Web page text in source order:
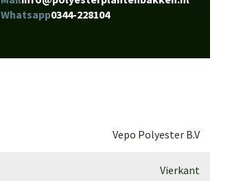
Whatsapp0344-228104
Vepo Polyester B.V
Vierkant